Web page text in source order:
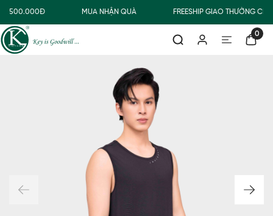
500.000Đ MUA NHẬN QUÀ FREESHIP GIAO THƯỜNG
0